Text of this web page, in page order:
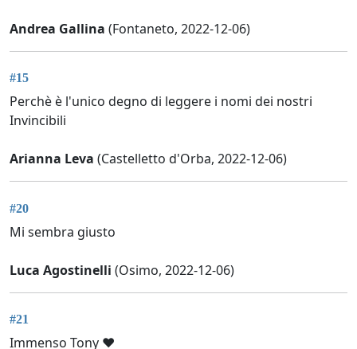
Andrea Gallina (Fontaneto, 2022-12-06)
#15
Perchè è l'unico degno di leggere i nomi dei nostri
Invincibili
Arianna Leva (Castelletto d'Orba, 2022-12-06)
#20
Mi sembra giusto
Luca Agostinelli (Osimo, 2022-12-06)
#21
Immenso Tony ❤️